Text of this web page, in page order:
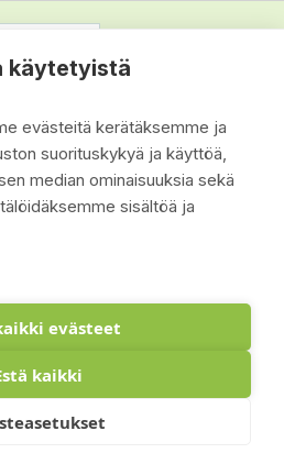
käytetyistä
evästeitä kerätäksemme ja
suorituskykyä ja käyttöä,
median ominaisuuksia sekä
sisältöä ja
evästeet
kaikki
Oy - Toteutus: